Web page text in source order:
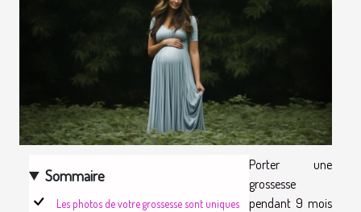
Sommaire
Les photos de votre grossesse sont uniques
Porter une
grossesse
pendant 9 mois